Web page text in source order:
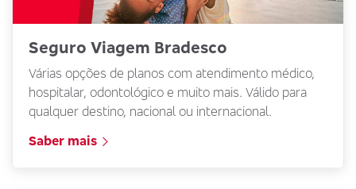
Seguro Viagem Bradesco
Várias opções de planos com atendimento médico,
hospitalar, odontológico e muito mais. Válido para
qualquer destino, nacional ou internacional.
Saber mais